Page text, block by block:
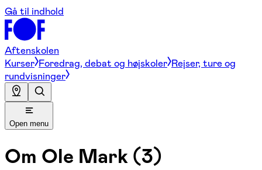
Gå til indhold
Aftenskolen
Kurser Foredrag, debat og højskoler Rejser, ture og
rundvisninger
Open menu
Om Ole Mark (3)